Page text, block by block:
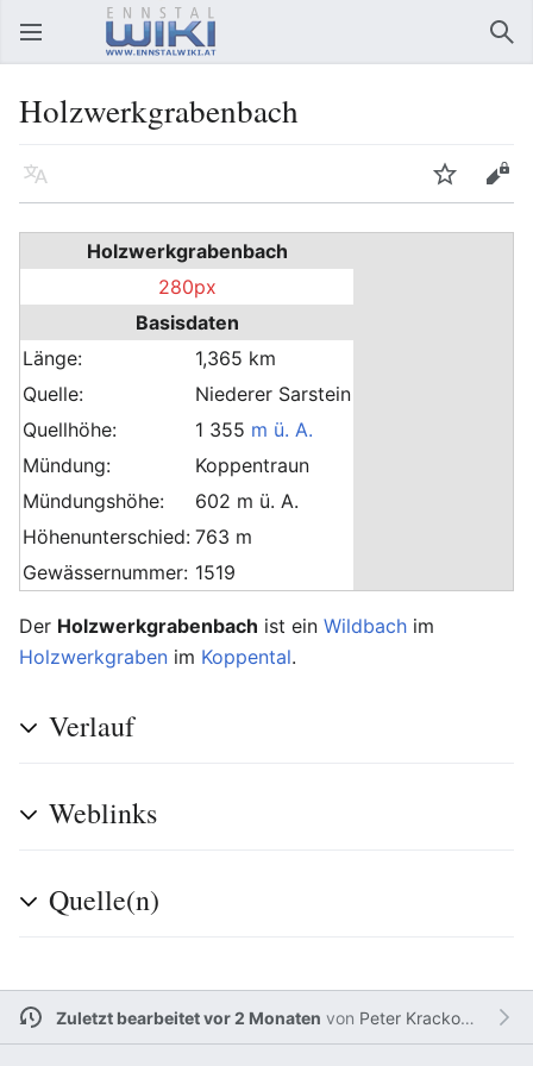
Hauptmenü öffnen
Holzwerkgrabenbach
Sprache Beobachten Bearbeiten
Holzwerkgrabenbach
280px
Basisdaten
Länge:
1,365 km
Quelle:
Niederer Sarstein
Quellhöhe:
1 355 m ü. A.
Mündung:
Koppentraun
Mündungshöhe:
602 m ü. A.
Höhenunterschied: 763 m
Gewässernummer: 1519
Der Holzwerkgrabenbach ist ein Wildbach im
Holzwerkgraben im Koppental.
Verlauf
Weblinks
Quelle(n)
Zuletzt bearbeitet vor 2 Monaten von Peter Krackowizer